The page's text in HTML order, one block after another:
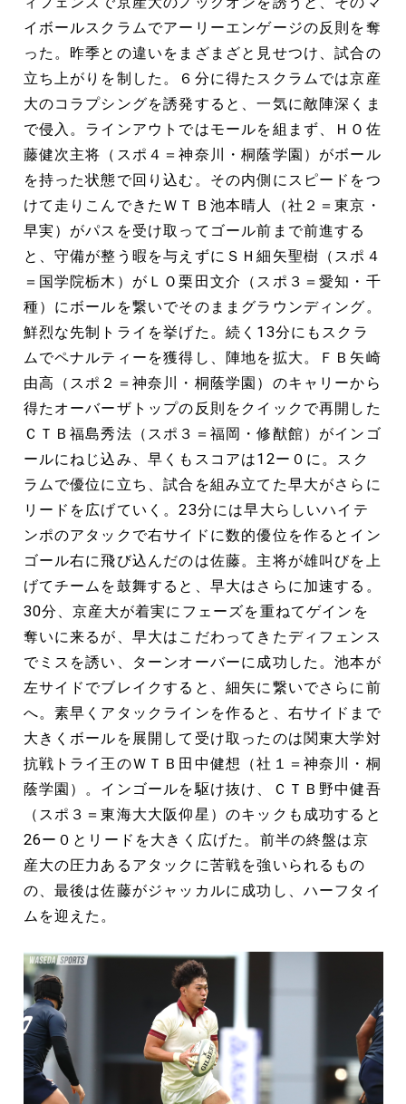
イボールスクラムでアーリーエンゲージの反則を奪
った。昨季との違いをまざまざと見せつけ、試合の
立ち上がりを制した。６分に得たスクラムでは京産
大のコラプシングを誘発すると、一気に敵陣深くま
で侵入。ラインアウトではモールを組まず、ＨＯ佐
藤健次主将（スポ４＝神奈川・桐蔭学園）がボール
を持った状態で回り込む。その内側にスピードをつ
けて走りこんできたＷＴＢ池本晴人（社２＝東京・
早実）がパスを受け取ってゴール前まで前進する
と、守備が整う暇を与えずにＳＨ細矢聖樹（スポ４
＝国学院栃木）がＬＯ栗田文介（スポ３＝愛知・千
種）にボールを繋いでそのままグラウンディング。
鮮烈な先制トライを挙げた。続く13分にもスクラ
ムでペナルティーを獲得し、陣地を拡大。ＦＢ矢崎
由高（スポ２＝神奈川・桐蔭学園）のキャリーから
得たオーバーザトップの反則をクイックで再開した
ＣＴＢ福島秀法（スポ３＝福岡・修猷館）がインゴ
ールにねじ込み、早くもスコアは12ー０に。スク
ラムで優位に立ち、試合を組み立てた早大がさらに
リードを広げていく。23分には早大らしいハイテ
ンポのアタックで右サイドに数的優位を作るとイン
ゴール右に飛び込んだのは佐藤。主将が雄叫びを上
げてチームを鼓舞すると、早大はさらに加速する。
30分、京産大が着実にフェーズを重ねてゲインを
奪いに来るが、早大はこだわってきたディフェンス
でミスを誘い、ターンオーバーに成功した。池本が
左サイドでブレイクすると、細矢に繋いでさらに前
へ。素早くアタックラインを作ると、右サイドまで
大きくボールを展開して受け取ったのは関東大学対
抗戦トライ王のＷＴＢ田中健想（社１＝神奈川・桐
蔭学園）。インゴールを駆け抜け、ＣＴＢ野中健吾
（スポ３＝東海大大阪仰星）のキックも成功すると
26ー０とリードを大きく広げた。前半の終盤は京
産大の圧力あるアタックに苦戦を強いられるもの
の、最後は佐藤がジャッカルに成功し、ハーフタイ
ムを迎えた。